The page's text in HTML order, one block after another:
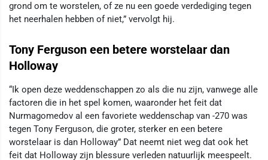
grond om te worstelen, of ze nu een goede verdediging tegen
het neerhalen hebben of niet,” vervolgt hij.
Tony Ferguson een betere worstelaar dan
Holloway
“Ik open deze weddenschappen zo als die nu zijn, vanwege alle
factoren die in het spel komen, waaronder het feit dat
Nurmagomedov al een favoriete weddenschap van -270 was
tegen Tony Ferguson, die groter, sterker en een betere
worstelaar is dan Holloway” Dat neemt niet weg dat ook het
feit dat Holloway zijn blessure verleden natuurlijk meespeelt.